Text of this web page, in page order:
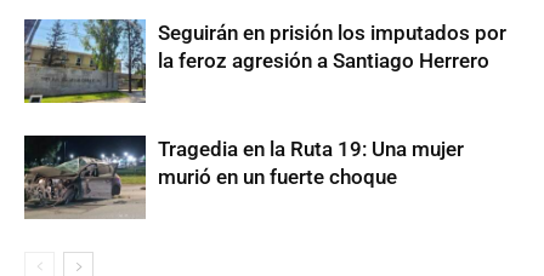
Seguirán en prisión los imputados por
la feroz agresión a Santiago Herrero
Tragedia en la Ruta 19: Una mujer
murió en un fuerte choque